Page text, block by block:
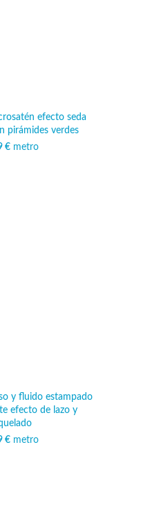
efecto seda
pirámides verdes
€ metro
y fluido estampado
efecto de lazo y
€ metro